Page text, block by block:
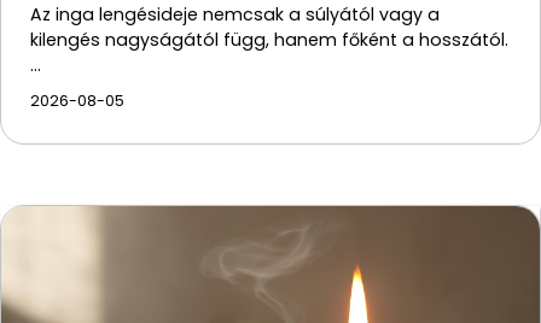
Az inga lengésideje nemcsak a súlyától vagy a
kilengés nagyságától függ, hanem főként a hosszától.
…
2026-08-05